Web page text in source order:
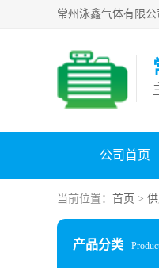
公司首页
当前位置： 首页 >
产品分类